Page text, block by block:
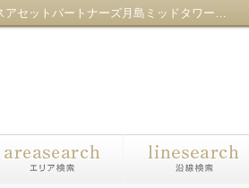
港区立 高輪台小学校情報ページ｜センチュリー21ロータスアセットパートナーズ月島ミッドタワーグランド店・豊洲駅前店